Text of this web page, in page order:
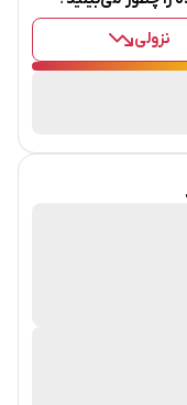
نزولی